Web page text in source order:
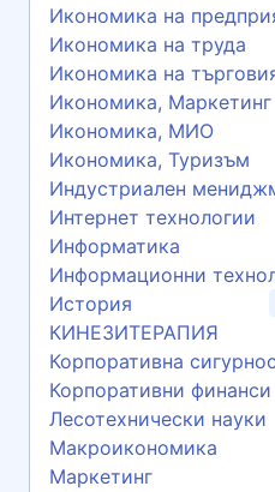
Икономика на
Икономика на труда
Икономика на
Икономика, Маркетинг
Икономика, МИО
Икономика, Туризъм
Индустриален
Интернет технологии
Информатика
Информационни
История
КИНЕЗИТЕРАПИЯ
Корпоративна
Корпоративни финанси
Лесотехнически науки
Макроикономика
Маркетинг